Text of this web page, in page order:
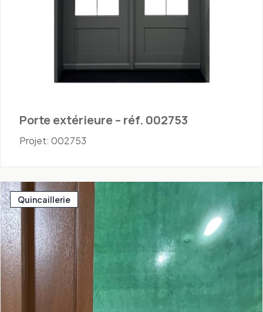
Porte extérieure – réf. 002753
Projet: 002753
Quincaillerie